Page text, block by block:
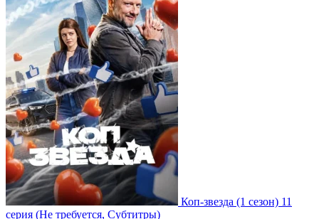
Коп-звезда (1 сезон) 11
серия (Не требуется, Субтитры)